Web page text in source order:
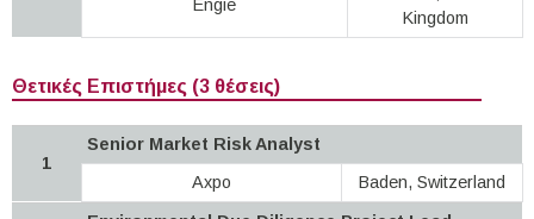
Engie
Kingdom
Θετικές Επιστήμες (3 θέσεις)
1
Senior Market Risk Analyst
Axpo
Baden, Switzerland